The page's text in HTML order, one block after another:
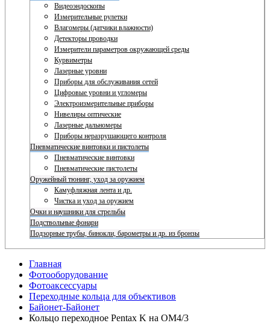
Видеоэндоскопы
Измерительные рулетки
Влагомеры (датчики влажности)
Детекторы проводки
Измерители параметров окружающей среды
Курвиметры
Лазерные уровни
Приборы для обслуживания сетей
Цифровые уровни и угломеры
Электроизмерительные приборы
Нивелиры оптические
Лазерные дальномеры
Приборы неразрушающего контроля
Пневматические винтовки и пистолеты
Пневматические винтовки
Пневматические пистолеты
Оружейный тюнинг, уход за оружием
Камуфляжная лента и др.
Чистка и уход за оружием
Очки и наушники для стрельбы
Подствольные фонари
Подзорные трубы, бинокли, барометры и др. из бронзы
Главная
Фотооборудование
Фотоаксессуары
Переходные кольца для объективов
Байонет-Байонет
Кольцо переходное Pentax K на OM4/3